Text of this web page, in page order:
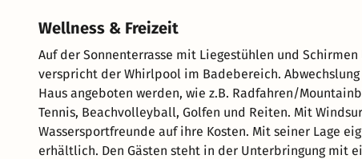
Wellness & Freizeit
Auf der Sonnenterrasse mit Liegestühlen und
verspricht der Whirlpool im Badebereich.
Haus angeboten werden, wie z.B. Radfahren/
Tennis, Beachvolleyball, Golfen und Reiten. Mit
Wassersportfreunde auf ihre Kosten. Mit seiner Lage
erhältlich. Den Gästen steht in der Unterbringung mit